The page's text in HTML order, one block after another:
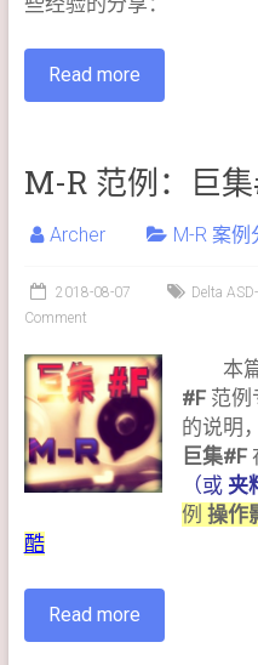
Read more
M-R 范例：巨
Archer M-R 案例
2018-08-07 Delta
Comment
本
#F 范例
的说明
巨集#F
（或 夹
例操作
酷
Read more